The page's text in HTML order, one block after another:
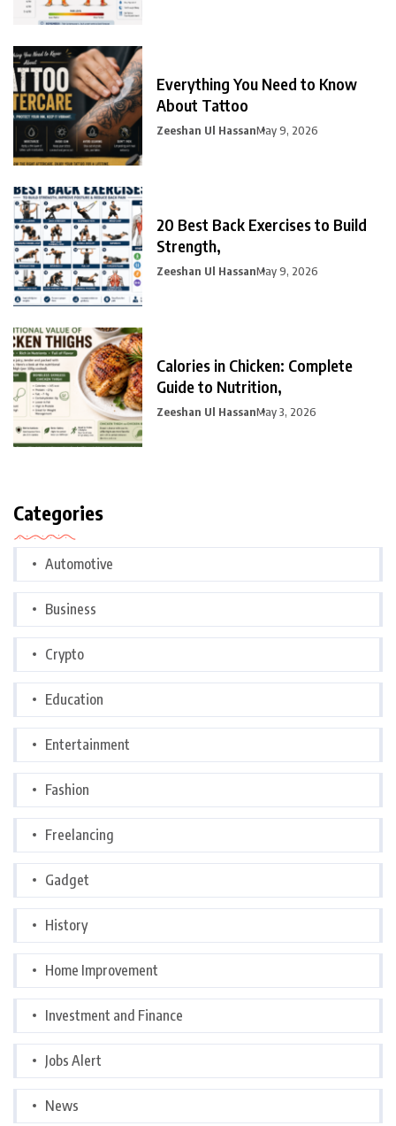
Everything You Need to Know
About Tattoo
Zeeshan Ul HassanMay 9, 2026
20 Best Back Exercises to Build
Strength,
Zeeshan Ul HassanMay 9, 2026
Calories in Chicken: Complete
Guide to Nutrition,
Zeeshan Ul HassanMay 3, 2026
Categories
Automotive
Business
Crypto
Education
Entertainment
Fashion
Freelancing
Gadget
History
Home Improvement
Investment and Finance
Jobs Alert
News